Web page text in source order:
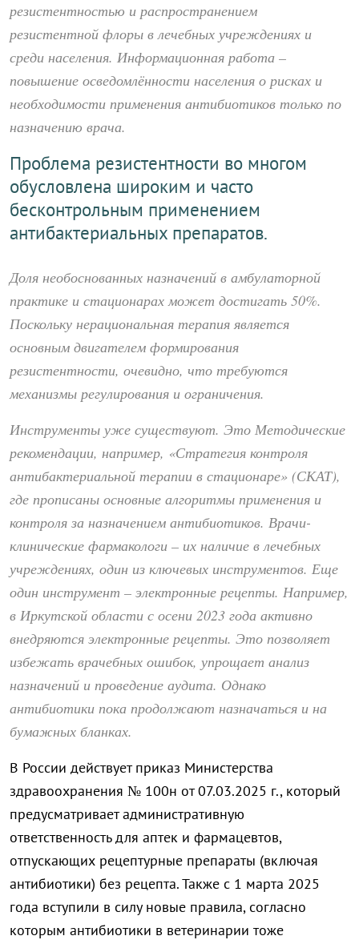
резистентностью и распространением
резистентной флоры в лечебных учреждениях и
среди населения. Информационная работа –
повышение осведомлённости населения о рисках и
необходимости применения антибиотиков только по
назначению врача.
Проблема резистентности во многом
обусловлена широким и часто
бесконтрольным применением
антибактериальных препаратов.
Доля необоснованных назначений в амбулаторной
практике и стационарах может достигать 50%.
Поскольку нерациональная терапия является
основным двигателем формирования
резистентности, очевидно, что требуются
механизмы регулирования и ограничения.
Инструменты уже существуют. Это Методические
рекомендации, например, «Стратегия контроля
антибактериальной терапии в стационаре» (СКАТ),
где прописаны основные алгоритмы применения и
контроля за назначением антибиотиков. Врачи-
клинические фармакологи – их наличие в лечебных
учреждениях, один из ключевых инструментов. Еще
один инструмент – электронные рецепты. Например,
в Иркутской области с осени 2023 года активно
внедряются электронные рецепты. Это позволяет
избежать врачебных ошибок, упрощает анализ
назначений и проведение аудита. Однако
антибиотики пока продолжают назначаться и на
бумажных бланках.
В России действует приказ Министерства
здравоохранения № 100н от 07.03.2025 г., который
предусматривает административную
ответственность для аптек и фармацевтов,
отпускающих рецептурные препараты (включая
антибиотики) без рецепта. Также с 1 марта 2025
года вступили в силу новые правила, согласно
которым антибиотики в ветеринарии тоже